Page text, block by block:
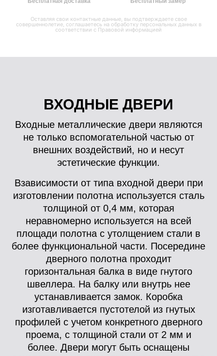
Оставляя свои контактные данные, вы подтверждаете свое
совершеннолетие, соглашаетесь на обработку персональных данных в
соответствии с Правовой информацией
ВХОДНЫЕ ДВЕРИ
Входные металлические двери являются
не только вспомогательной частью от
внешних воздействий, но и несут
эстетические функции.
Взависимости от типа входной двери при
изготовлении полотна используется сталь
толщиной от 0,4 мм, которая
неравномерно используется на всей
площади полотна с утолщением стали в
более функциональной части. Посередине
дверного полотна проходит
горизонтальная балка в виде гнутого
швеллера. На балку или внутрь нее
устанавливается замок. Коробка
изготавливается пустотелой из гнутых
профилей с учетом конкретного дверного
проема, с толщиной стали от 2 мм и
более. Двери могут быть оснащены